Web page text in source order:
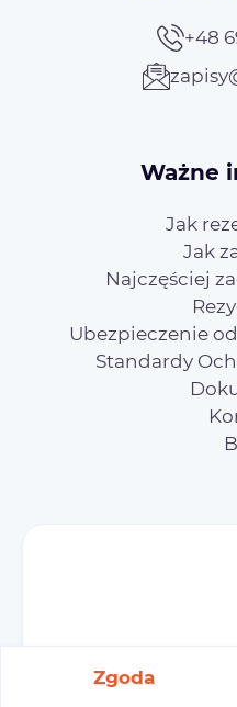
+48
Ważne
Jak
Jak
Najczęściej
Ubezpieczenie
Standardy
Zgoda